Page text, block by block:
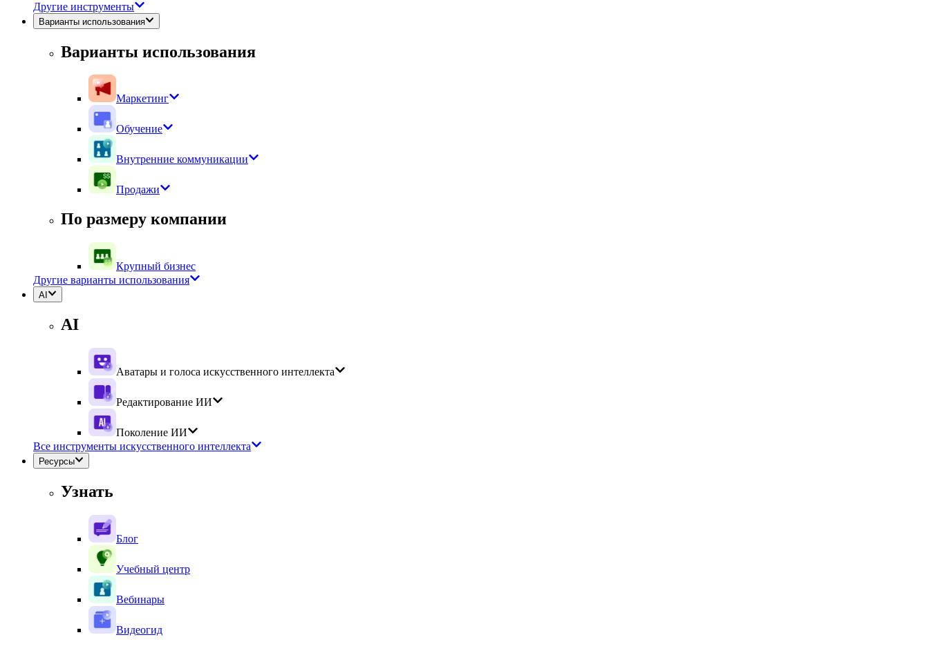
Другие инструменты
Варианты использования
Варианты использования
Маркетинг
Обучение
Внутренние коммуникации
Продажи
По размеру компании
Крупный бизнес
Другие варианты использования
AI
AI
Аватары и голоса искусственного интеллекта
Редактирование ИИ
Поколение ИИ
Все инструменты искусственного интеллекта
Ресурсы
Узнать
Блог
Учебный центр
Вебинары
Видеогид